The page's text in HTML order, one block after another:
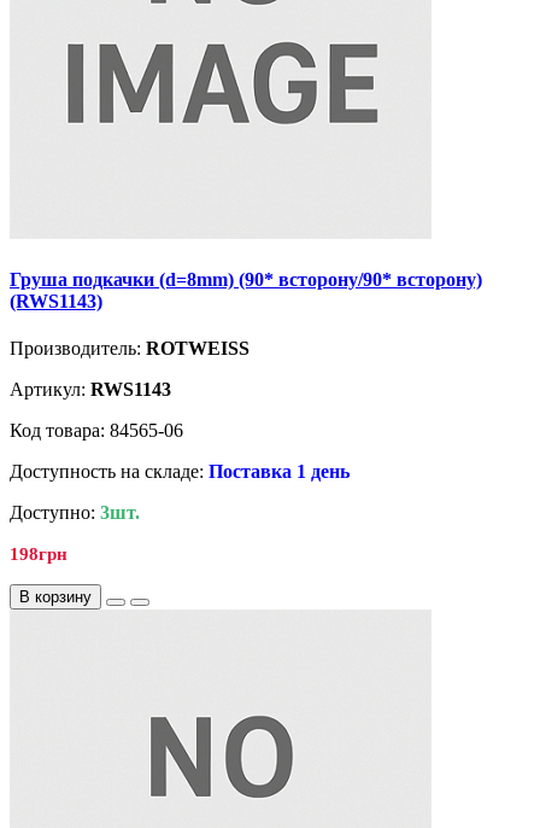
Груша подкачки (d=8mm) (90* всторону/90* всторону)
(RWS1143)
Производитель: ROTWEISS
Артикул: RWS1143
Код товара: 84565-06
Доступность на складе: Поставка 1 день
Доступно: 3шт.
198грн
В корзину